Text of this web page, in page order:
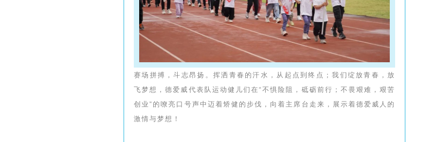
赛场拼搏，斗志昂扬。挥洒青春的汗水，从起点到终点；我们绽放青春，放
飞梦想，德爱威代表队运动健儿们在“不惧险阻，砥砺前行；不畏艰难，艰苦
创业”的嘹亮口号声中迈着矫健的步伐，向着主席台走来，展示着德爱威人的
激情与梦想！